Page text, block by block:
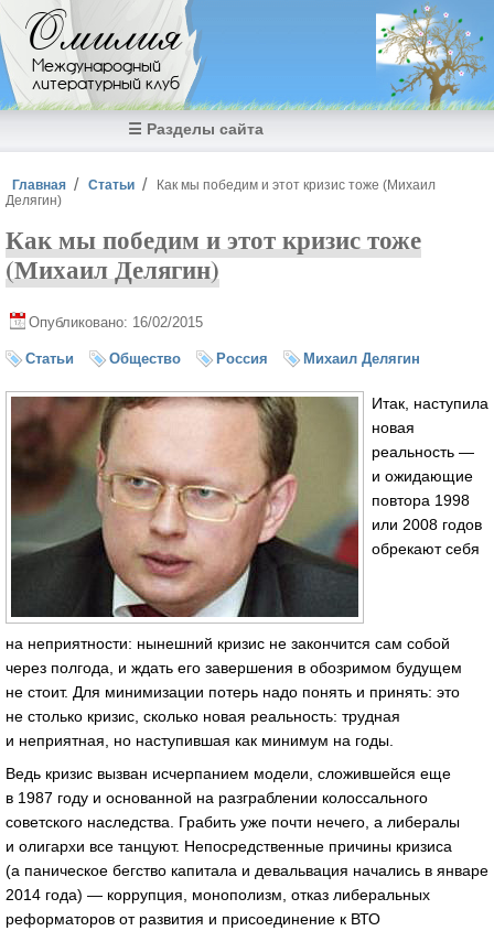
Перейти к основному содержанию
Омилия
Международный
литературный клуб
☰ Разделы сайта
Вы здесь
Главная Статьи
Как мы победим и этот кризис тоже (Михаил
Делягин)
Как мы победим и этот кризис тоже
(Михаил Делягин)
Опубликовано: 16/02/2015
Статьи Общество Россия Михаил Делягин
Итак, наступила
новая
реальность —
и ожидающие
повтора 1998
или 2008 годов
обрекают себя
на неприятности: нынешний кризис не закончится сам собой
через полгода, и ждать его завершения в обозримом будущем
не стоит. Для минимизации потерь надо понять и принять: это
не столько кризис, сколько новая реальность: трудная
и неприятная, но наступившая как минимум на годы.
Ведь кризис вызван исчерпанием модели, сложившейся еще
в 1987 году и основанной на разграблении колоссального
советского наследства. Грабить уже почти нечего, а либералы
и олигархи все танцуют. Непосредственные причины кризиса
(а паническое бегство капитала и девальвация начались в январе
2014 года) — коррупция, монополизм, отказ либеральных
реформаторов от развития и присоединение к ВТО